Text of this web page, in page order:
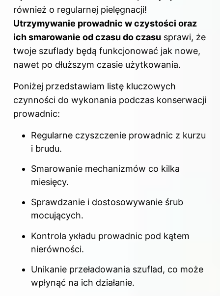
również o regularnej pielęgnacji!
Utrzymywanie prowadnic w czystości oraz
ich smarowanie od czasu do czasu sprawi, że
twoje szuflady będą funkcjonować jak nowe,
nawet po dłuższym czasie użytkowania.
Poniżej przedstawiam listę kluczowych
czynności do wykonania podczas konserwacji
prowadnic:
Regularne czyszczenie prowadnic z kurzu
i brudu.
Smarowanie mechanizmów co kilka
miesięcy.
Sprawdzanie i dostosowywanie śrub
mocujących.
Kontrola укładu prowadnic pod kątem
nierówności.
Unikanie przeładowania szuflad, co może
wpłynąć na ich działanie.